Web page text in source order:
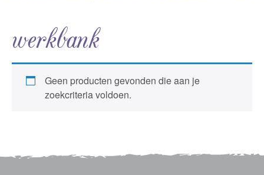
werkbank
Geen producten gevonden die aan je
zoekcriteria voldoen.